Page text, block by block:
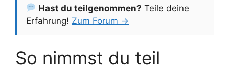
Hast du teilgenommen? Teile deine
Erfahrung! Zum Forum →
So nimmst du teil